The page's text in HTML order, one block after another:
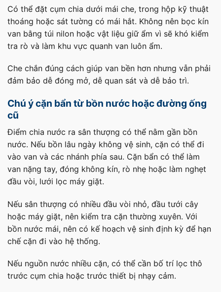
Có thể đặt cụm chia dưới mái che, trong hộp kỹ thuật
thoáng hoặc sát tường có mái hắt. Không nên bọc kín
van bằng túi nilon hoặc vật liệu giữ ẩm vì sẽ khó kiểm
tra rò và làm khu vực quanh van luôn ẩm.
Che chắn đúng cách giúp van bền hơn nhưng vẫn phải
đảm bảo dễ đóng mở, dễ quan sát và dễ bảo trì.
Chú ý cặn bẩn từ bồn nước hoặc đường ống
cũ
Điểm chia nước ra sân thượng có thể nằm gần bồn
nước. Nếu bồn lâu ngày không vệ sinh, cặn có thể đi
vào van và các nhánh phía sau. Cặn bẩn có thể làm
van nặng tay, đóng không kín, rò nhẹ hoặc làm nghẹt
đầu vòi, lưới lọc máy giặt.
Nếu sân thượng có nhiều đầu vòi nhỏ, đầu tưới cây
hoặc máy giặt, nên kiểm tra cặn thường xuyên. Với
bồn nước mái, nên có kế hoạch vệ sinh định kỳ để hạn
chế cặn đi vào hệ thống.
Nếu nguồn nước nhiều cặn, có thể cần bố trí lọc thô
trước cụm chia hoặc trước thiết bị nhạy cảm.